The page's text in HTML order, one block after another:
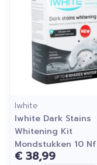
Iwhite
Iwhite Dark Stains
Whitening Kit
Mondstukken 10 Nf
€ 38,99